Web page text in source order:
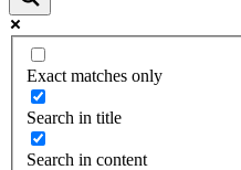
Exact matches only
Search in title
Search in content